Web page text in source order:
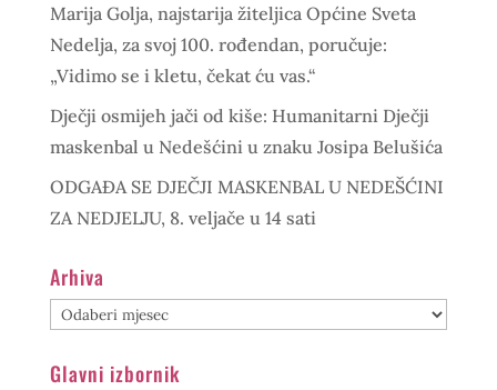
Marija Golja, najstarija žiteljica Općine Sveta
Nedelja, za svoj 100. rođendan, poručuje:
„Vidimo se i kletu, čekat ću vas.“
Dječji osmijeh jači od kiše: Humanitarni Dječji
maskenbal u Nedešćini u znaku Josipa Belušića
ODGAĐA SE DJEČJI MASKENBAL U NEDEŠĆINI
ZA NEDJELJU, 8. veljače u 14 sati
Arhiva
Arhiva
Glavni izbornik